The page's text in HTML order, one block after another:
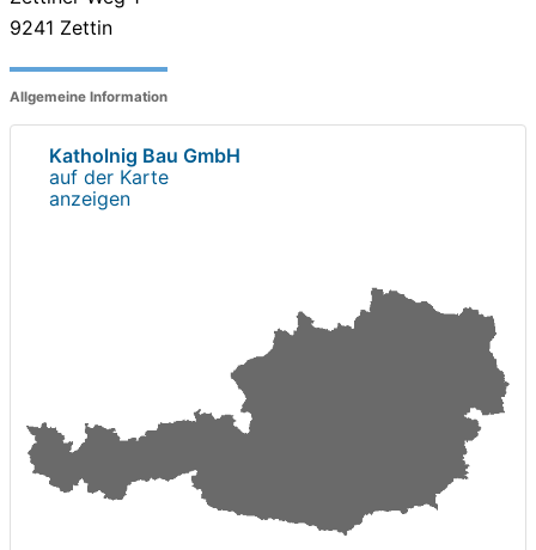
9241 Zettin
Allgemeine Information
Katholnig Bau GmbH
auf der Karte
anzeigen